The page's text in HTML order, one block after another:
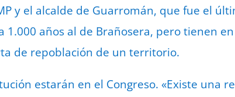
y el alcalde de Guarromán, que fue el
1.000 años al de Brañosera, pero tienen
de repoblación de un territorio.
estarán en el Congreso. «Existe una